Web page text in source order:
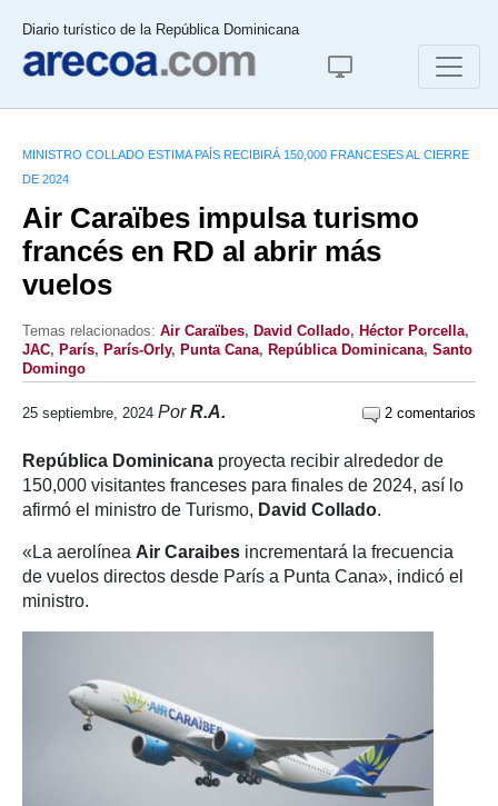
Diario turístico de la República Dominicana
MINISTRO COLLADO ESTIMA PAÍS RECIBIRÁ 150,000 FRANCESES AL CIERRE
DE 2024
Air Caraïbes impulsa turismo
francés en RD al abrir más
vuelos
Temas relacionados: Air Caraïbes, David Collado, Héctor Porcella,
JAC, París, París-Orly, Punta Cana, República Dominicana, Santo
Domingo
25 septiembre, 2024 PorR.A. 2 comentarios
República Dominicana proyecta recibir alrededor de
150,000 visitantes franceses para finales de 2024, así lo
afirmó el ministro de Turismo, David Collado.
«La aerolínea Air Caraibes incrementará la frecuencia
de vuelos directos desde París a Punta Cana», indicó el
ministro.